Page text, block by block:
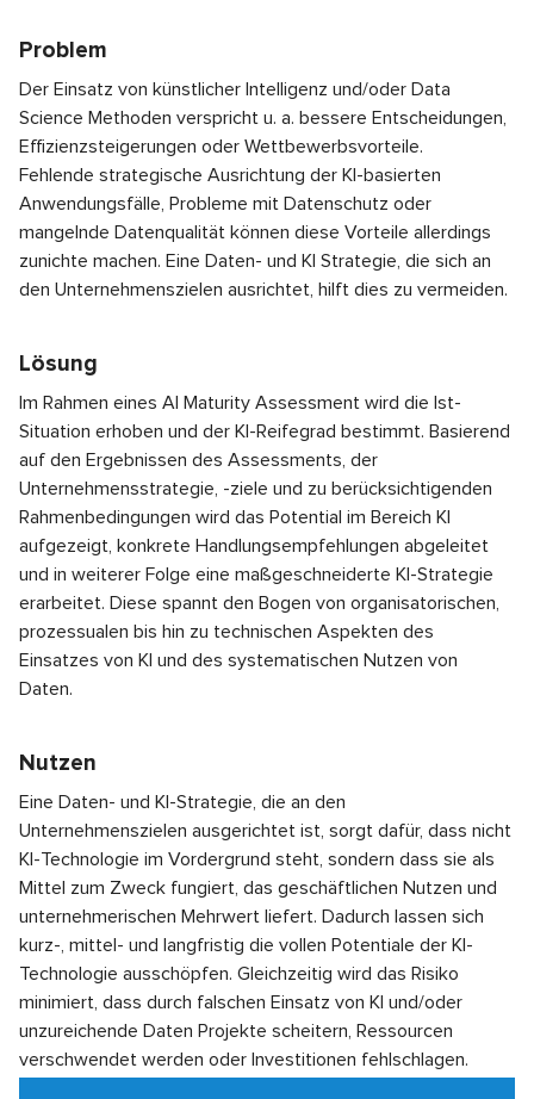
Problem
Der Einsatz von künstlicher Intelligenz und/oder Data
Science Methoden verspricht u. a. bessere Entscheidungen,
Effizienzsteigerungen oder Wettbewerbsvorteile.
Fehlende strategische Ausrichtung der KI-basierten
Anwendungsfälle, Probleme mit Datenschutz oder
mangelnde Datenqualität können diese Vorteile allerdings
zunichte machen. Eine Daten- und KI Strategie, die sich an
den Unternehmenszielen ausrichtet, hilft dies zu vermeiden.
Lösung
Im Rahmen eines AI Maturity Assessment wird die Ist-
Situation erhoben und der KI-Reifegrad bestimmt. Basierend
auf den Ergebnissen des Assessments, der
Unternehmensstrategie, -ziele und zu berücksichtigenden
Rahmenbedingungen wird das Potential im Bereich KI
aufgezeigt, konkrete Handlungsempfehlungen abgeleitet
und in weiterer Folge eine maßgeschneiderte KI-Strategie
erarbeitet. Diese spannt den Bogen von organisatorischen,
prozessualen bis hin zu technischen Aspekten des
Einsatzes von KI und des systematischen Nutzen von
Daten.
Nutzen
Eine Daten- und KI-Strategie, die an den
Unternehmenszielen ausgerichtet ist, sorgt dafür, dass nicht
KI-Technologie im Vordergrund steht, sondern dass sie als
Mittel zum Zweck fungiert, das geschäftlichen Nutzen und
unternehmerischen Mehrwert liefert. Dadurch lassen sich
kurz-, mittel- und langfristig die vollen Potentiale der KI-
Technologie ausschöpfen. Gleichzeitig wird das Risiko
minimiert, dass durch falschen Einsatz von KI und/oder
unzureichende Daten Projekte scheitern, Ressourcen
verschwendet werden oder Investitionen fehlschlagen.